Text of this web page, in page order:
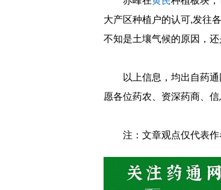
大产区种植户的认可,发往
不知是土壤气候的原因，还
以上信息，均出自药
愿各位药农、资深药商、信
注：文章观点仅代表